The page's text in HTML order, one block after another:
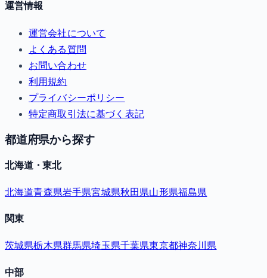
運営情報
運営会社について
よくある質問
お問い合わせ
利用規約
プライバシーポリシー
特定商取引法に基づく表記
都道府県から探す
北海道・東北
北海道青森県岩手県宮城県秋田県山形県福島県
関東
茨城県栃木県群馬県埼玉県千葉県東京都神奈川県
中部